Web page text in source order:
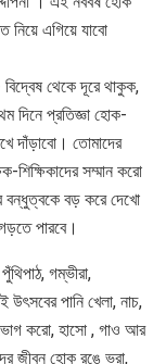
নিয়ে এগিয়ে যাবো
বিদ্বেষ থেকে দূরে থাকুক,
দিনে প্রতিজ্ঞা হোক-
দাঁড়াবো। তোমাদের
শিক্ষিকাদের সম্মান করো
বড় করে দেখো
পারবে।
গম্ভীরা,
পানি খেলা, নাচ,
করো, হাসো , গাও আর
জীবন হোক রঙে ভরা,